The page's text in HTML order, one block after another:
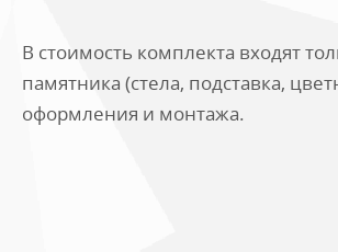
В стоимость комплекта входят
памятника (стела, подставка,
оформления и монтажа.